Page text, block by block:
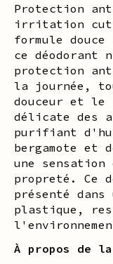
Protection
irritation
formule douce
ce déodorant
protection
la journée,
douceur et le
délicate des
purifiant
bergamote et
une
propreté. Ce
présenté dans
plastique,
À propos de la